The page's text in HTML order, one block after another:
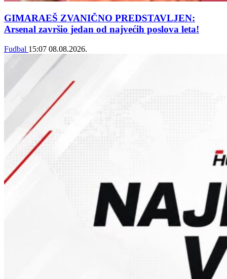
GIMARAEŠ ZVANIČNO PREDSTAVLJEN:
Arsenal završio jedan od najvećih poslova leta!
Fudbal 15:07 08.08.2026.